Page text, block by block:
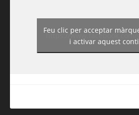
https://
Feu clic per acceptar
i activar aquest